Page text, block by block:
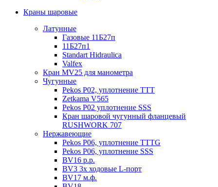
Краны шаровые
Латунные
Газовые 11Б27п
11Б27п1
Standart Hidraulica
Valfex
Кран MV25 для манометра
Чугунные
Pekos P02, уплотнение ТТТ
Zetkama V565
Pekos P02 уплотнение SSS
Кран шаровой чугунный фланцевый
RUSHWORK 707
Нержавеющие
Pekos P06, уплотнение ТТТG
Pekos P06, уплотнение SSS
BV16 р.р.
BV3 3х ходовые L-порт
BV17 м.ф.